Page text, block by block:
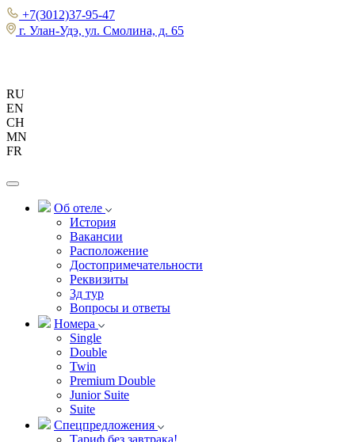
+7(3012)37-95-47
г. Улан-Удэ, ул. Смолина, д. 65
RU
EN
CH
MN
FR
Об отеле
История
Вакансии
Расположение
Достопримечательности
Реквизиты
3д тур
Вопросы и ответы
Номера
Single
Double
Twin
Premium Double
Junior Suite
Suite
Спецпредложения
Тариф без завтрака!